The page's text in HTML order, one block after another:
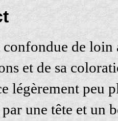
confondue de loin
et de sa
légèrement peu
une tête et un